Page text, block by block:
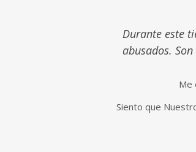
Durante este
abusados.
Me
Siento que